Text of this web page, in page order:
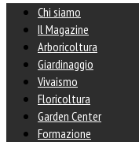
Chi siamo
Il Magazine
Arboricoltura
Giardinaggio
Vivaismo
Floricoltura
Garden Center
Formazione